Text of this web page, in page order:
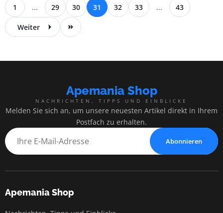
1 ... 29 30 31 32 33 ... 43
Weiter
Apemania Shop
NACHRICHTEN, TIPPS UND EINBLICKE
Melden Sie sich an, um unsere neuesten Artikel direkt in Ihrem
Postfach zu erhalten.
Abonnieren
Apemania Shop